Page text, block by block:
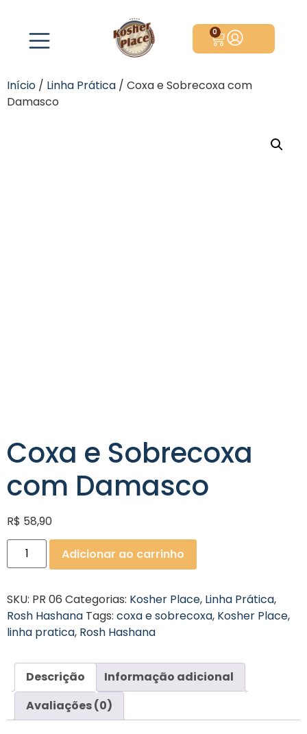
0
Início / Linha Prática / Coxa e Sobrecoxa com
Damasco
Coxa e Sobrecoxa
com Damasco
R$ 58,90
Adicionar ao carrinho
SKU: PR 06 Categorias: Kosher Place, Linha Prática,
Rosh Hashana Tags: coxa e sobrecoxa, Kosher Place,
linha pratica, Rosh Hashana
Descrição
Informação adicional
Avaliações (0)